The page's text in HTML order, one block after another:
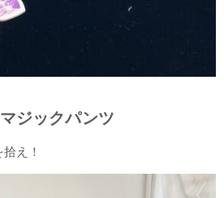
ジックパンツ
え！